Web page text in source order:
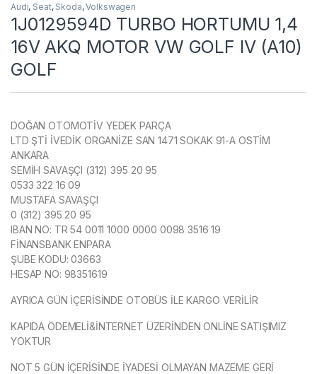
Audi, Seat, Skoda,Volkswagen
1J0129594D TURBO HORTUMU 1,4
16V AKQ MOTOR VW GOLF IV (A10)
GOLF
DOĞAN OTOMOTİV YEDEK PARÇA
LTD ŞTİ İVEDİK ORGANİZE SAN 1471 SOKAK 91-A OSTİM
ANKARA
SEMİH SAVAŞÇI (312) 395 20 95
0533 322 16 09
MUSTAFA SAVAŞÇI
0 (312) 395 20 95
IBAN NO: TR 54 0011 1000 0000 0098 3516 19
FİNANSBANK ENPARA
ŞUBE KODU: 03663
HESAP NO: 98351619
AYRICA GÜN İÇERİSİNDE OTOBÜS İLE KARGO VERİLİR
KAPIDA ÖDEMELİ&İNTERNET ÜZERİNDEN ONLİNE SATIŞIMIZ
YOKTUR
NOT 5 GÜN İÇERİSİNDE İYADESİ OLMAYAN MAZEME GERİ